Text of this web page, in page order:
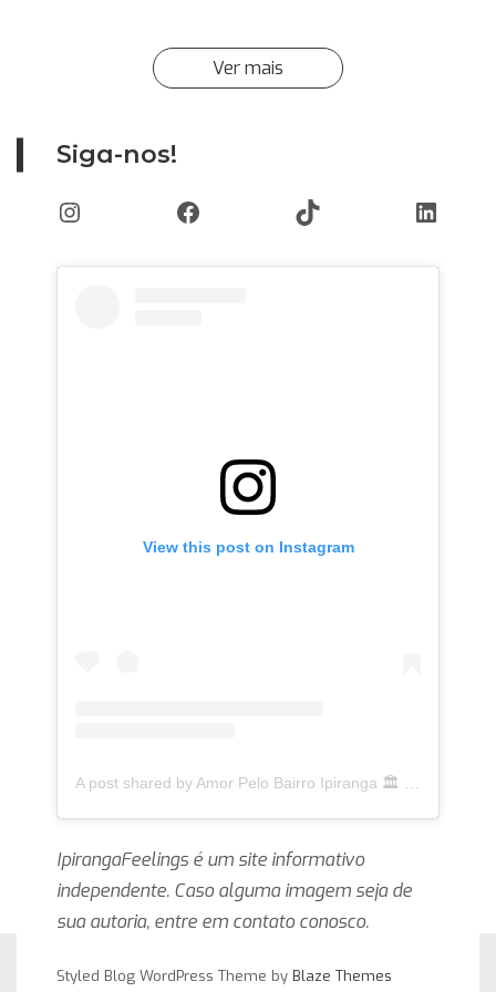
Ver mais
Siga-nos!
InstagramFacebook TikTok
View this post on Instagram
IpirangaFeelings é um site informativo
independente. Caso alguma imagem seja de
sua autoria, entre em contato conosco.
Styled Blog WordPress Theme by Blaze Themes